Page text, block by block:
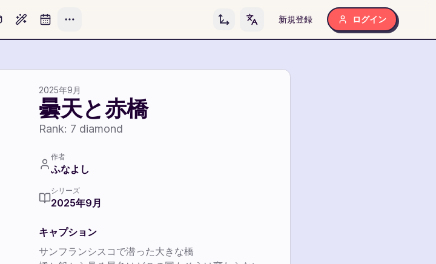
Toggle language
新規登録 ログイン
2025年9月
曇天と赤橋
Rank: 7 diamond
作者
ふなよし
シリーズ
2025年9月
キャプション
サンフランシスコで潜った大きな橋